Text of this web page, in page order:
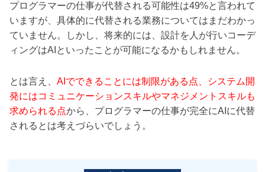
プログラマーの仕事が代替される可能性は49%と言われて
いますが、具体的に代替される業務についてはまだわかっ
ていません。しかし、将来的には、設計を人が行いコーデ
ィングはAIといったことが可能になるかもしれません。
とは言え、 AIでできることには制限がある点、システム開
発にはコミュニケーションスキルやマネジメントスキルも
求められる点から、プログラマーの仕事が完全にAIに代替
されるとは考えづらいでしょう。